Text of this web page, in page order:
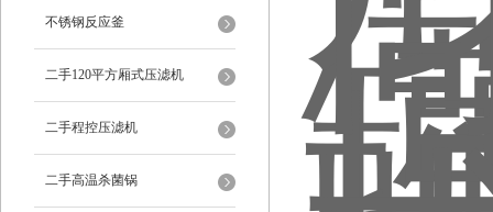
不锈钢反应釜
二手120平方厢式压滤机
二手程控压滤机
二手高温杀菌锅